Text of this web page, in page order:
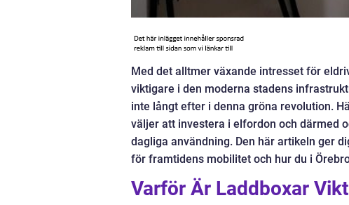
Med det alltmer växande intresset för
viktigare i den moderna stadens
inte långt efter i denna gröna revolution.
väljer att investera i elfordon och därmed
dagliga användning. Den här artikeln ger
för framtidens mobilitet och hur du i
Varför Är Laddboxar